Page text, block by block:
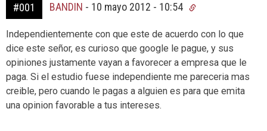
#001 BANDIN - 10 mayo 2012 - 10:54
Independientemente con que este de acuerdo con lo que
dice este señor, es curioso que google le pague, y sus
opiniones justamente vayan a favorecer a empresa que le
paga. Si el estudio fuese independiente me pareceria mas
creible, pero cuando le pagas a alguien es para que emita
una opinion favorable a tus intereses.